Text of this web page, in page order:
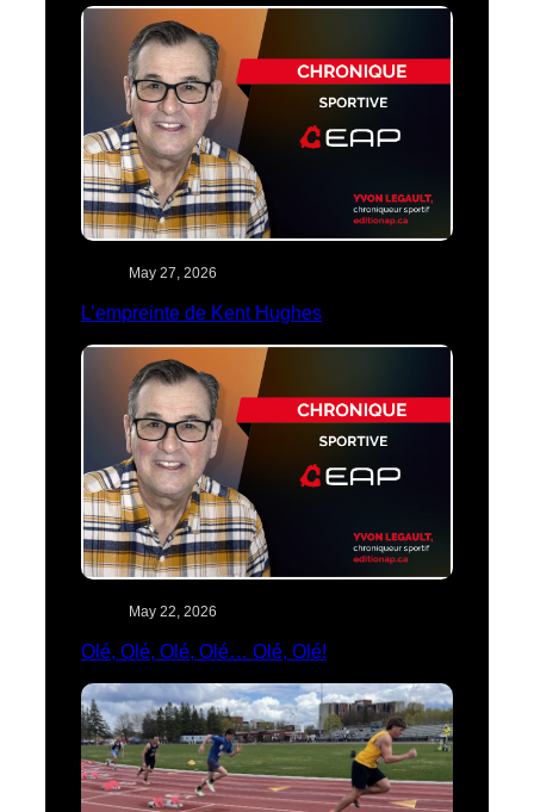
May 27, 2026
L’empreinte de Kent Hughes
May 22, 2026
Olé, Olé, Olé, Olé… Olé, Olé!